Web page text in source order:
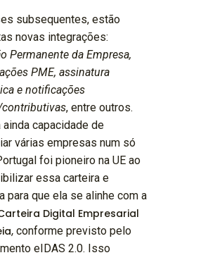
subsequentes, estão
novas integrações:
Permanente da Empresa,
PME, assinatura
e notificações
, entre outros.
ainda capacidade de
várias empresas num só
foi pioneiro na UE ao
essa carteira e
para que ela se alinhe com a
Digital Empresarial
conforme previsto pelo
eIDAS 2.0. Isso